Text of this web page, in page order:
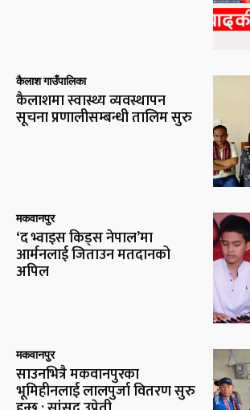
कैलाश गाउँपालिका
कैलाशमा स्वास्थ्य व्यवस्थापन
सूचना प्रणालीसम्बन्धी तालिम सुरु
मकवानपुर
‘द भ्वाइस किड्स नेपाल’मा
आर्मनलाई जिताउन मतदानको
अपिल
मकवानपुर
साउनभित्रै मकवानपुरका
भूमिहीनलाई लालपुर्जा वितरण सुरु